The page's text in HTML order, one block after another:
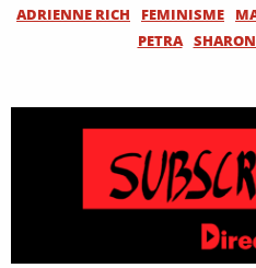
ADRIENNE RICH FEMINISME
PETRA